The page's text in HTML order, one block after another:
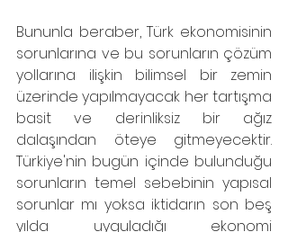
Bununla beraber, Türk ekonomisinin
sorunlarına ve bu sorunların çözüm
yollarına ilişkin bilimsel bir zemin
üzerinde yapılmayacak her tartışma
basit ve derinliksiz bir ağız
dalaşından öteye gitmeyecektir.
Türkiye'nin bugün içinde bulunduğu
sorunların temel sebebinin yapısal
sorunlar mı yoksa iktidarın son beş
yılda uyguladığı ekonomi